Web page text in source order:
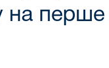
на перше